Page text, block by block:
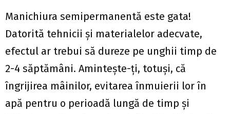
Manichiura semipermanentă este gata!
Datorită tehnicii și materialelor adecvate,
efectul ar trebui să dureze pe unghii timp de
2-4 săptămâni. Amintește-ți, totuși, că
îngrijirea mâinilor, evitarea înmuierii lor în
apă pentru o perioadă lungă de timp și